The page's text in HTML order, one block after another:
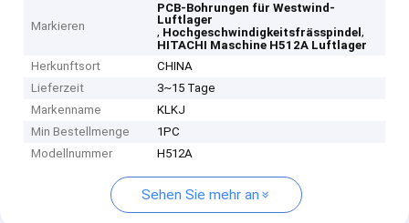
Markieren
PCB-Bohrungen für Westwind-
Luftlager
, Hochgeschwindigkeitsfrässpindel,
HITACHI Maschine H512A Luftlager
Herkunftsort
CHINA
Lieferzeit
3~15 Tage
Markenname
KLKJ
Min Bestellmenge
1PC
Modellnummer
H512A
Sehen Sie mehr an